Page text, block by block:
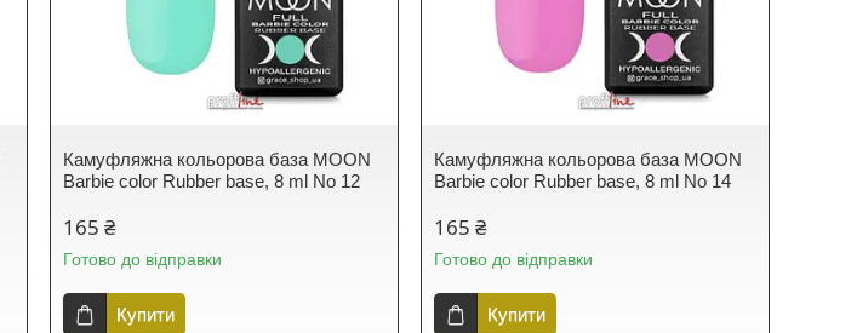
Камуфляжна кольорова база MOON
Barbie color Rubber base, 8 ml No 12
165 ₴
Готово до відправки
Купити
Камуфляжна кольорова база MOON
Barbie color Rubber base, 8 ml No 14
165 ₴
Готово до відправки
Купити